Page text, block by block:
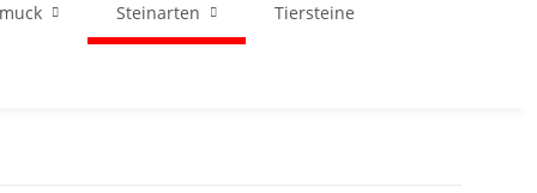
Steinarten Tiersteine